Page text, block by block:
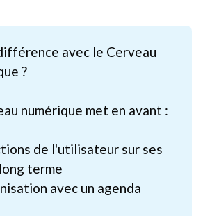
avec le Cerveau
?
numérique met en avant :
de l'utilisateur sur ses
terme
avec un agenda